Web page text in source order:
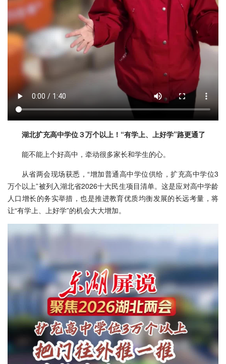
湖北扩充高中学位３万个以上！“有学上、上好学”路更通了
能不能上个好高中，牵动很多家长和学生的心。
从省两会现场获悉，“增加普通高中学位供给，扩充高中学位3
万个以上”被列入湖北省2026十大民生项目清单。这是应对高中学龄
人口增长的务实举措，也是推进教育优质均衡发展的长远考量，将
让“有学上、上好学”的机会大大增加。